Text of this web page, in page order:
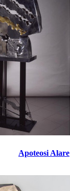
Apoteosi Alare